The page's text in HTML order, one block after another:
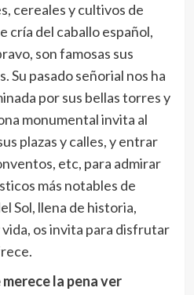
cereales y cultivos de
cría del caballo español,
son famosas sus
Su pasado señorial nos ha
por sus bellas torres y
monumental invita al
plazas y calles, y entrar
etc, para admirar
más notables de
Sol, llena de historia,
os invita para disfrutar
la pena ver